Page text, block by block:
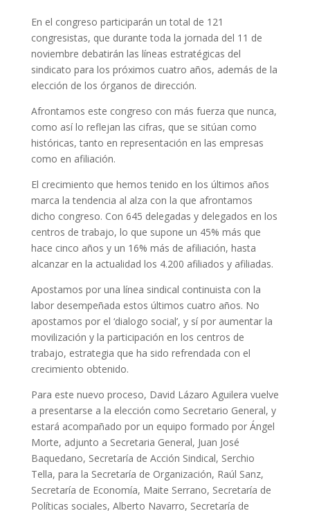
En el congreso participarán un total de 121
congresistas, que durante toda la jornada del 11 de
noviembre debatirán las líneas estratégicas del
sindicato para los próximos cuatro años, además de la
elección de los órganos de dirección.
Afrontamos este congreso con más fuerza que nunca,
como así lo reflejan las cifras, que se sitúan como
históricas, tanto en representación en las empresas
como en afiliación.
El crecimiento que hemos tenido en los últimos años
marca la tendencia al alza con la que afrontamos
dicho congreso. Con 645 delegadas y delegados en los
centros de trabajo, lo que supone un 45% más que
hace cinco años y un 16% más de afiliación, hasta
alcanzar en la actualidad los 4.200 afiliados y afiliadas.
Apostamos por una línea sindical continuista con la
labor desempeñada estos últimos cuatro años. No
apostamos por el ‘dialogo social’, y sí por aumentar la
movilización y la participación en los centros de
trabajo, estrategia que ha sido refrendada con el
crecimiento obtenido.
Para este nuevo proceso, David Lázaro Aguilera vuelve
a presentarse a la elección como Secretario General, y
estará acompañado por un equipo formado por Ángel
Morte, adjunto a Secretaria General, Juan José
Baquedano, Secretaría de Acción Sindical, Serchio
Tella, para la Secretaría de Organización, Raúl Sanz,
Secretaría de Economía, Maite Serrano, Secretaría de
Políticas sociales, Alberto Navarro, Secretaría de